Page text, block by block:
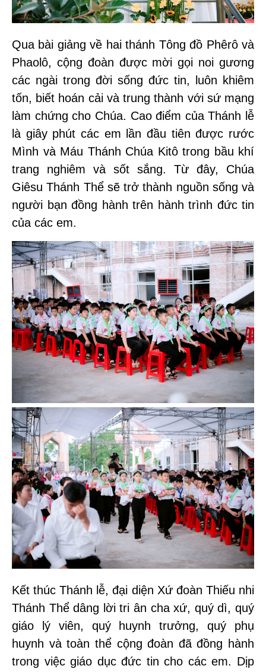
Qua bài giảng về hai thánh Tông đồ Phêrô và
Phaolô, cộng đoàn được mời gọi noi gương
các ngài trong đời sống đức tin, luôn khiêm
tốn, biết hoán cải và trung thành với sứ mạng
làm chứng cho Chúa. Cao điểm của Thánh lễ
là giây phút các em lần đầu tiên được rước
Mình và Máu Thánh Chúa Kitô trong bầu khí
trang nghiêm và sốt sắng. Từ đây, Chúa
Giêsu Thánh Thể sẽ trở thành nguồn sống và
người bạn đồng hành trên hành trình đức tin
của các em.
Kết thúc Thánh lễ, đại diện Xứ đoàn Thiếu nhi
Thánh Thể dâng lời tri ân cha xứ, quý dì, quý
giáo lý viên, quý huynh trưởng, quý phụ
huynh và toàn thể cộng đoàn đã đồng hành
trong việc giáo dục đức tin cho các em. Dịp